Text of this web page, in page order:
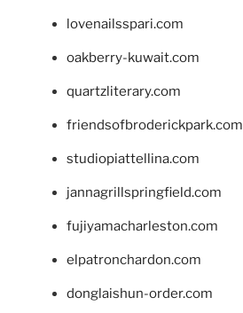
lovenailsspari.com
oakberry-kuwait.com
quartzliterary.com
friendsofbroderickpark.com
studiopiattellina.com
jannagrillspringfield.com
fujiyamacharleston.com
elpatronchardon.com
donglaishun-order.com